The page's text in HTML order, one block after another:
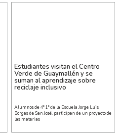
Estudiantes visitan el Centro
Verde de Guaymallén y se
suman al aprendizaje sobre
reciclaje inclusivo
Alumnos de 4° 1° de la Escuela Jorge Luis
Borges de San José, participan de un proyecto de
las materias